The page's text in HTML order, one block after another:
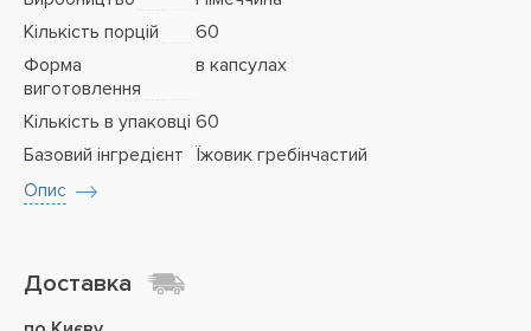
Кількість порцій
60
Форма
виготовлення
в капсулах
Кількість в упаковці 60
Базовий інгредієнт Їжовик гребінчастий
Опис
Доставка